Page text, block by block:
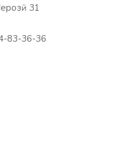
31
83-36-36